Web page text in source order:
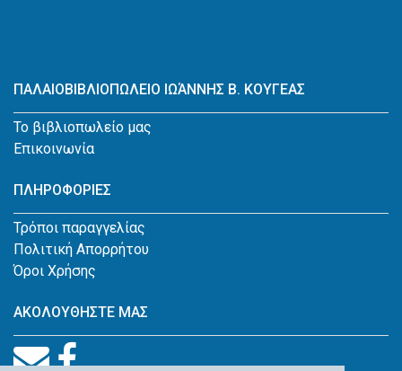
ΠΑΛΑΙΟΒΙΒΛΙΟΠΩΛΕΙΟ ΙΩΆΝΝΗΣ Β. ΚΟΥΓΕΑΣ
Το βιβλιοπωλείο μας
Επικοινωνία
ΠΛΗΡΟΦΟΡΙΕΣ
Τρόποι παραγγελίας
Πολιτική Απορρήτου
Όροι Χρήσης
ΑΚΟΛΟΥΘΗΣΤΕ ΜΑΣ